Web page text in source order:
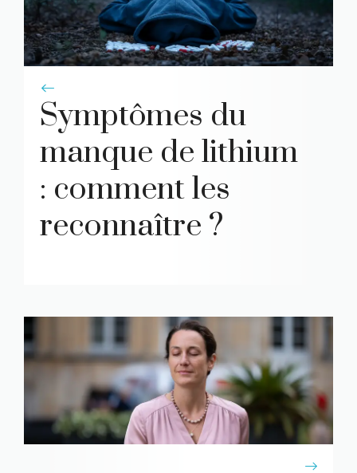
Symptômes du
manque de lithium
: comment les
reconnaître ?